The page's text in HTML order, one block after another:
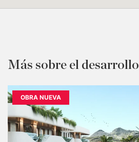
Más sobre el desarrollo
OBRA NUEVA